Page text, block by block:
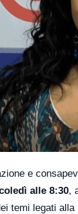
e
alle 8:30,
temi legati alla